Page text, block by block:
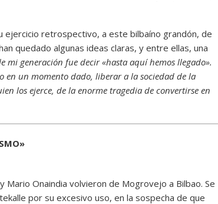
ejercicio retrospectivo, a este bilbaíno grandón, de
quedado algunas ideas claras, y entre ellas, una
mi generación fue decir «hasta aquí hemos llegado».
en un momento dado, liberar a la sociedad de la
los ejerce, de la enorme tragedia de convertirse en
Onaindia volvieron de Mogrovejo a Bilbao. Se
por su excesivo uso, en la sospecha de que